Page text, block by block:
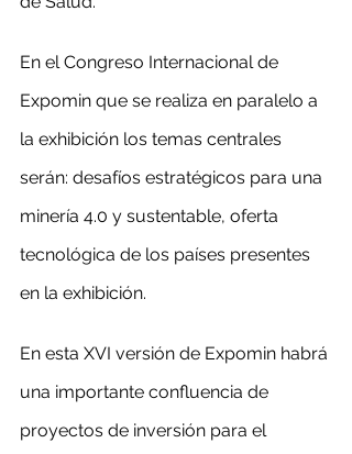
En el Congreso Internacional de
Expomin que se realiza en paralelo a
la exhibición los temas centrales
serán: desafíos estratégicos para una
minería 4.0 y sustentable, oferta
tecnológica de los países presentes
en la exhibición.
En esta XVI versión de Expomin habrá
una importante confluencia de
proyectos de inversión para el